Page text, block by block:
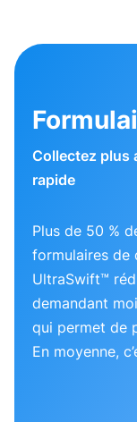
Collectez plus
rapide
Plus de 50 %
formulaires de
UltraSwift™
demandant
qui permet de
En moyenne,